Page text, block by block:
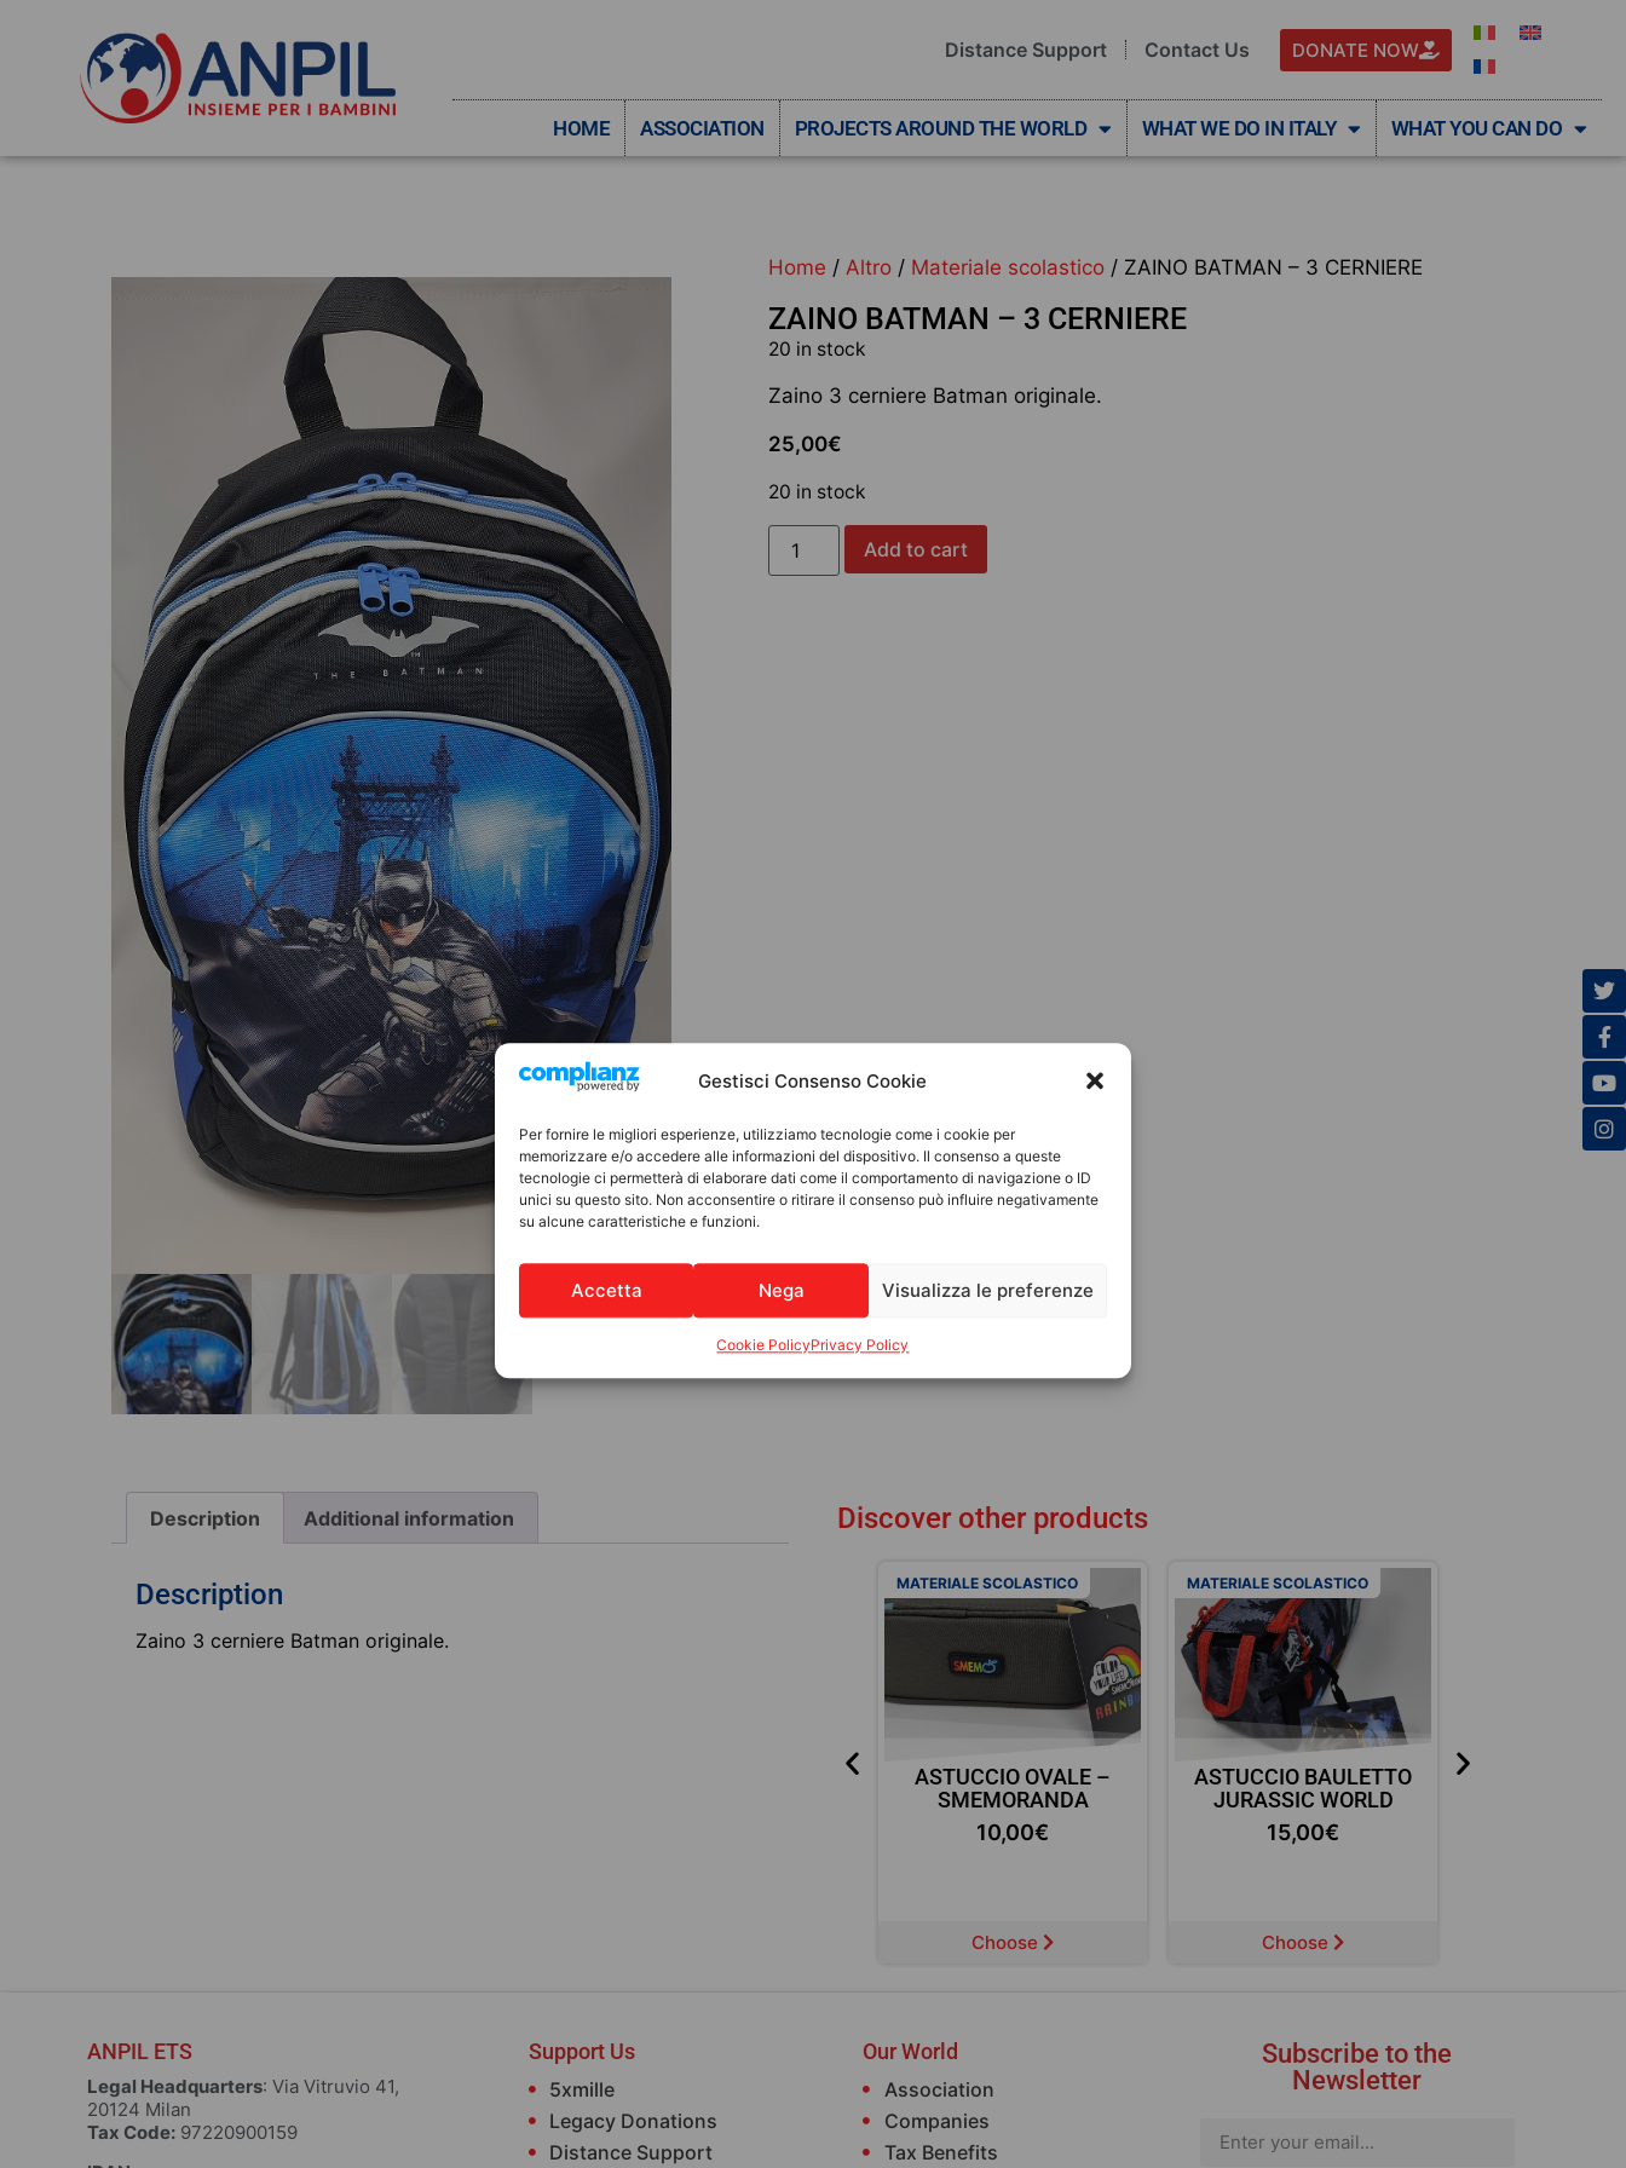
Gestisci Consenso Cookie
Per fornire le migliori esperienze, utilizziamo tecnologie come i cookie per
memorizzare e/o accedere alle informazioni del dispositivo. Il consenso a queste
tecnologie ci permetterà di elaborare dati come il comportamento di navigazione o ID
unici su questo sito. Non acconsentire o ritirare il consenso può influire negativamente
su alcune caratteristiche e funzioni.
Accetta Nega Visualizza le preferenze
Cookie PolicyPrivacy Policy
Distance Support Contact Us DONATE NOW
HOME ASSOCIATION PROJECTS AROUND THE WORLD WHAT WE DO IN ITALY WHAT YOU CAN DO
Home /Altro / Materiale scolastico / ZAINO BATMAN – 3 CERNIERE
ZAINO BATMAN – 3 CERNIERE
20 in stock
Zaino 3 cerniere Batman originale.
25,00€
20 in stock
Add to cart
Description Additional information
Description
Zaino 3 cerniere Batman originale.
Discover other products
MATERIALE SCOLASTICO
ASTUCCIO OVALE –
SMEMORANDA
10,00€
Choose
MATERIALE SCOLASTICO
ASTUCCIO BAULETTO
JURASSIC WORLD
15,00€
Choose
ANPIL ETS
Legal Headquarters: Via Vitruvio 41,
20124 Milan
Tax Code: 97220900159
Support Us
5xmille
Legacy Donations
Distance Support
Our World
Association
Companies
Tax Benefits
Subscribe to the
Newsletter